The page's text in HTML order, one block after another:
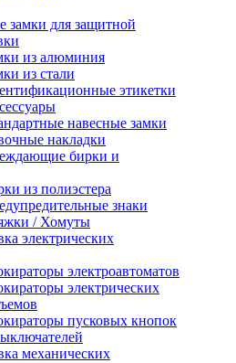
замки для защитной
из алюминия
из стали
этикетки
навесные замки
накладки
бирки и
из полиэстера
знаки
/ Хомуты
электрических
электроавтоматов
электрических
пусковых кнопок
механических